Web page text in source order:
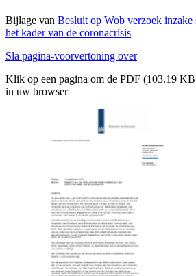
Bijlage van Besluit op Wob verzoek inzake
het kader van de coronacrisis
Sla pagina-voorvertoning over
Klik op een pagina om de PDF (103.19 KB
in uw browser